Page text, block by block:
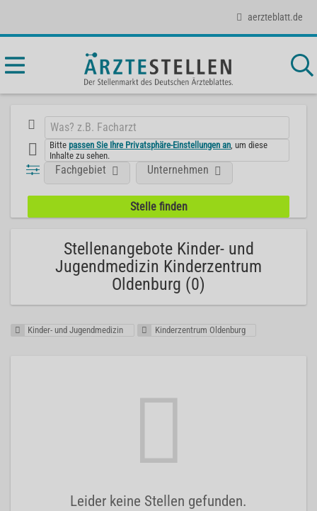
aerzteblatt.de
Bittepassen Sie Ihre Privatsphäre-Einstellungen an , um diese
Inhalte zu sehen.
Fachgebiet Unternehmen
Stellenangebote Kinder- und
Jugendmedizin Kinderzentrum
Oldenburg (0)
Kinder- und Jugendmedizin Kinderzentrum Oldenburg
Leider keine Stellen gefunden.